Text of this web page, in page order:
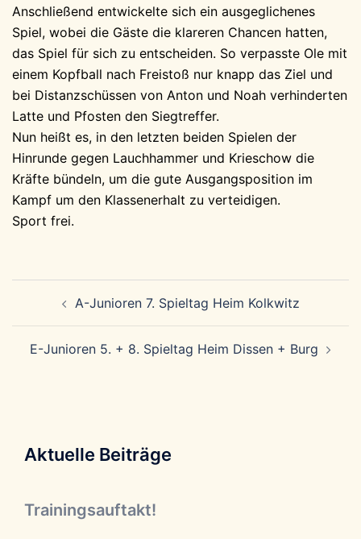
Anschließend entwickelte sich ein ausgeglichenes
Spiel, wobei die Gäste die klareren Chancen hatten,
das Spiel für sich zu entscheiden. So verpasste Ole mit
einem Kopfball nach Freistoß nur knapp das Ziel und
bei Distanzschüssen von Anton und Noah verhinderten
Latte und Pfosten den Siegtreffer.
Nun heißt es, in den letzten beiden Spielen der
Hinrunde gegen Lauchhammer und Krieschow die
Kräfte bündeln, um die gute Ausgangsposition im
Kampf um den Klassenerhalt zu verteidigen.
Sport frei.
A-Junioren 7. Spieltag Heim Kolkwitz
E-Junioren 5. + 8. Spieltag Heim Dissen + Burg
Aktuelle Beiträge
Trainingsauftakt!